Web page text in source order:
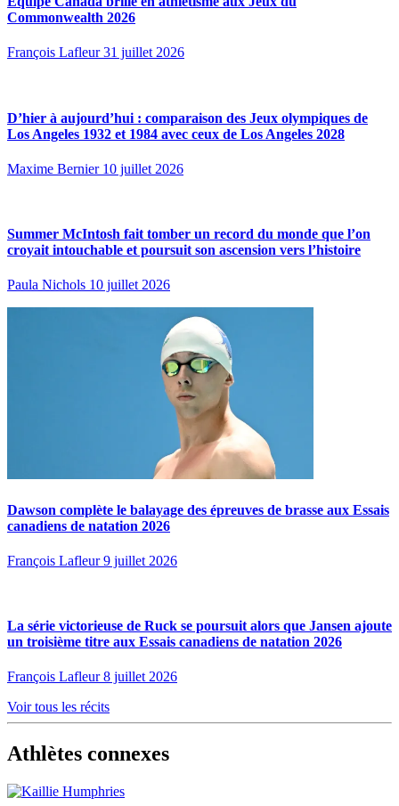
Commonwealth 2026
François Lafleur 31 juillet 2026
D’hier à aujourd’hui : comparaison des Jeux olympiques de
Los Angeles 1932 et 1984 avec ceux de Los Angeles 2028
Maxime Bernier 10 juillet 2026
Summer McIntosh fait tomber un record du monde que l’on
croyait intouchable et poursuit son ascension vers l’histoire
Paula Nichols 10 juillet 2026
Dawson complète le balayage des épreuves de brasse aux Essais
canadiens de natation 2026
François Lafleur 9 juillet 2026
La série victorieuse de Ruck se poursuit alors que Jansen ajoute
un troisième titre aux Essais canadiens de natation 2026
François Lafleur 8 juillet 2026
Voir tous les récits
Athlètes connexes